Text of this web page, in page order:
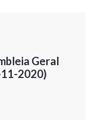
Geral
2020)